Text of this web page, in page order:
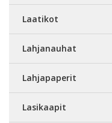
Laatikot
Lahjanauhat
Lahjapaperit
Lasikaapit